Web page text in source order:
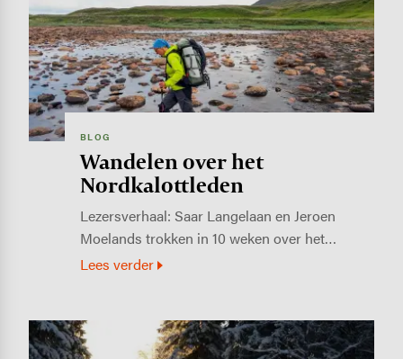
BLOG
Wandelen over het
Nordkalottleden
Lezersverhaal: Saar Langelaan en Jeroen
Moelands trokken in 10 weken over het…
Lees verder
Image